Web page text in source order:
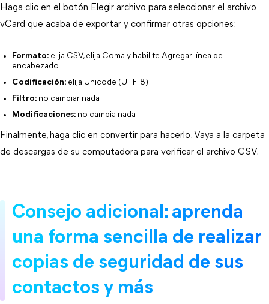
Haga clic en el botón Elegir archivo para seleccionar el archivo
vCard que acaba de exportar y confirmar otras opciones:
Formato: elija CSV, elija Coma y habilite Agregar línea de
encabezado
Codificación: elija Unicode (UTF-8)
Filtro: no cambiar nada
Modificaciones: no cambia nada
Finalmente, haga clic en convertir para hacerlo. Vaya a la carpeta
de descargas de su computadora para verificar el archivo CSV.
Consejo adicional: aprenda
una forma sencilla de realizar
copias de seguridad de sus
contactos y más